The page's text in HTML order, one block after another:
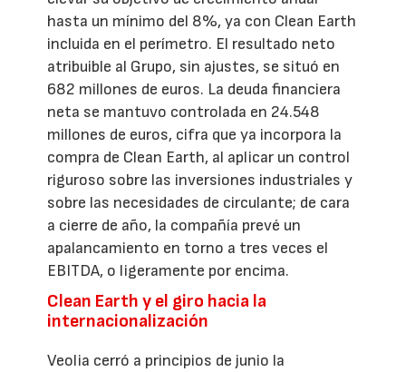
hasta un mínimo del 8%, ya con Clean Earth
incluida en el perímetro. El resultado neto
atribuible al Grupo, sin ajustes, se situó en
682 millones de euros. La deuda financiera
neta se mantuvo controlada en 24.548
millones de euros, cifra que ya incorpora la
compra de Clean Earth, al aplicar un control
riguroso sobre las inversiones industriales y
sobre las necesidades de circulante; de cara
a cierre de año, la compañía prevé un
apalancamiento en torno a tres veces el
EBITDA, o ligeramente por encima.
Clean Earth y el giro hacia la
internacionalización
Veolia cerró a principios de junio la